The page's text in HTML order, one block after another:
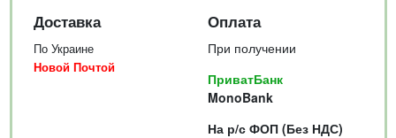
Доставка
По Украине
Новой Почтой
Оплата
При получении
ПриватБанк
MonoBank
На р/с ФОП (Без НДС)